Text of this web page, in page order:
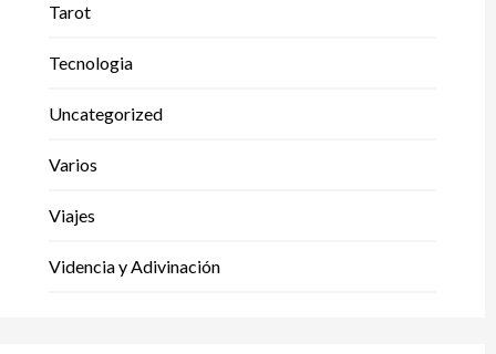
Tarot
Tecnologia
Uncategorized
Varios
Viajes
Videncia y Adivinación